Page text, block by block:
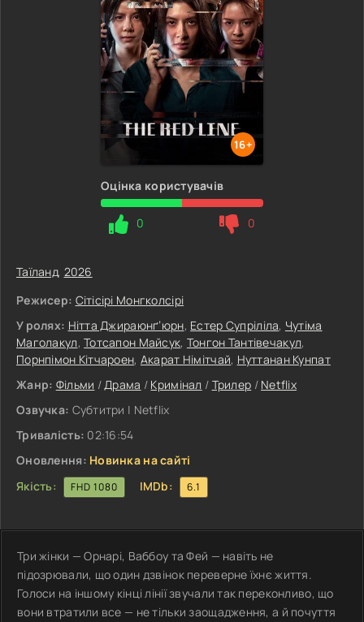
16+
Оцінка користувачів
0 0
Таїланд, 2026
Режисер: Сітісірі Монгколсірі
У ролях: Нітта Джираюнґ’юрн, Естер Супріліла, Чутіма
Маголакул,Тотсапон Майсук, Тонгон Тантівечакул,
Порнпімон Кітчароен, Акарат Німітчай, Нуттанан Кунпат
Жанр: Фільми /Драма / Кримінал / Трилер / Netflix
Озвучка: Субтитри | Netflix
Тривалість: 02:16:54
Оновлення: Новинка на сайті
Якість:
FHD 1080 IMDb: 6.1
Три жінки — Орнарі, Ваббоу та Фей — навіть не
підозрювали, що один дзвінок переверне їхнє життя.
Голоси на іншому кінці лінії звучали так переконливо, що
вони втратили все — не тільки заощадження, а й почуття